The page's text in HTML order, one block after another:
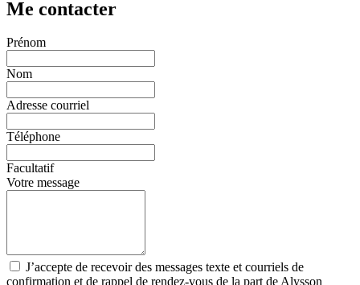
Me contacter
Prénom
Nom
Adresse courriel
Téléphone
Facultatif
Votre message
J’accepte de recevoir des messages texte et courriels de
confirmation et de rappel de rendez-vous de la part de Alysson